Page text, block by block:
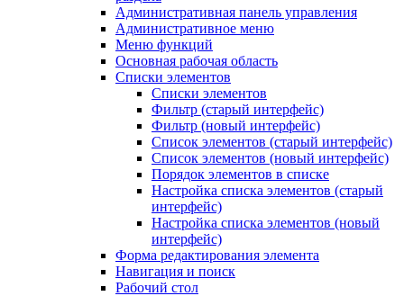
Административная панель управления
Административное меню
Меню функций
Основная рабочая область
Списки элементов
Списки элементов
Фильтр (старый интерфейс)
Фильтр (новый интерфейс)
Список элементов (старый интерфейс)
Список элементов (новый интерфейс)
Порядок элементов в списке
Настройка списка элементов (старый
интерфейс)
Настройка списка элементов (новый
интерфейс)
Форма редактирования элемента
Навигация и поиск
Рабочий стол